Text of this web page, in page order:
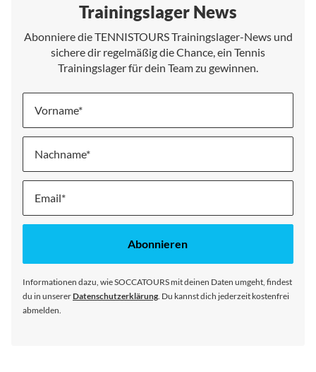
Trainingslager News
Abonniere die TENNISTOURS Trainingslager-News und
sichere dir regelmäßig die Chance, ein Tennis
Trainingslager für dein Team zu gewinnen.
Vorname
Nachname
Melde
für
Abonnieren
Informationen dazu, wie SOCCATOURS mit deinen Daten umgeht, findest
du in unsererDatenschutzerklärung . Du kannst dich jederzeit kostenfrei
abmelden.